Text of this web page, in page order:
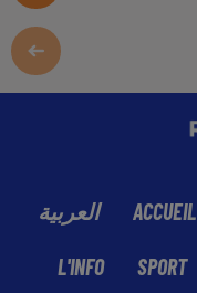
العربية ACCUEIL
L'INFO SPORT